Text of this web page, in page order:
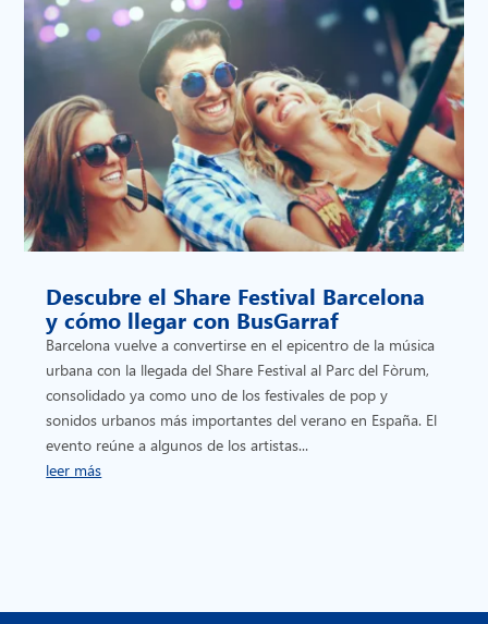
Descubre el Share Festival Barcelona
y cómo llegar con BusGarraf
Barcelona vuelve a convertirse en el epicentro de la música
urbana con la llegada del Share Festival al Parc del Fòrum,
consolidado ya como uno de los festivales de pop y
sonidos urbanos más importantes del verano en España. El
evento reúne a algunos de los artistas...
leer más